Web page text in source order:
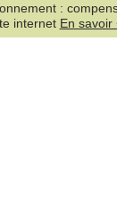
:
internet En savoir